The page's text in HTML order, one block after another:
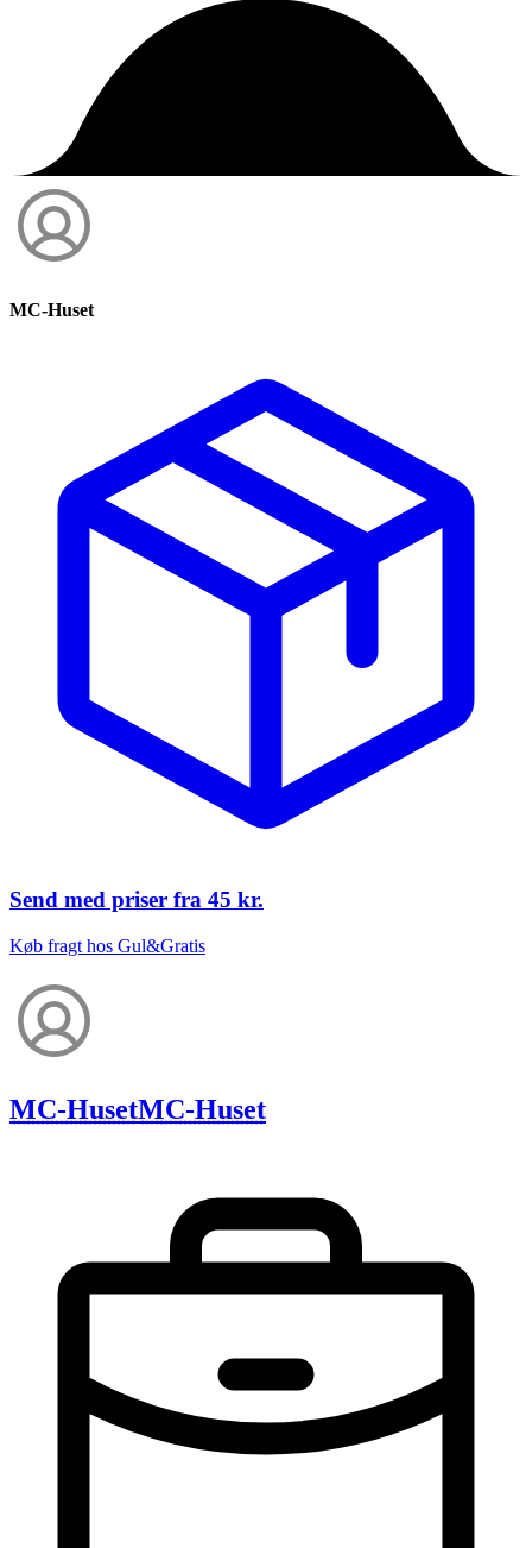
MC-Huset
Send med priser fra 45 kr.
Køb fragt hos Gul&Gratis
MC-HusetMC-Huset